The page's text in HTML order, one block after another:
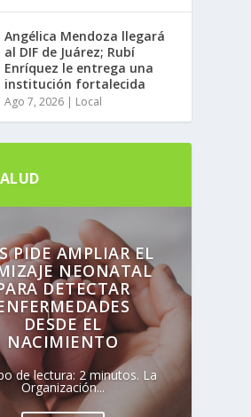
Angélica Mendoza llegará
al DIF de Juárez; Rubí
Enríquez le entrega una
institución fortalecida
Ago 7, 2026 | Local
PIDE AMPLIAR EL
NEONATAL
DETECTAR
DESDE EL
NACIMIENTO
de lectura: 2 minutos. La
Organización...